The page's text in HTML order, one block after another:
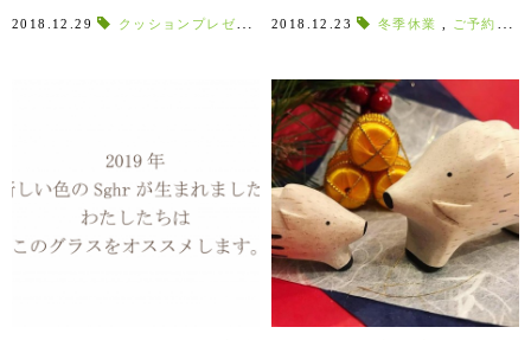
まで！！
2018.12.29 クッションプレゼント ,新春ソファフェア,Amico,へたら
だきます。新年は1/4(金)から
2018.12.23 冬季休業 ご予約受付中